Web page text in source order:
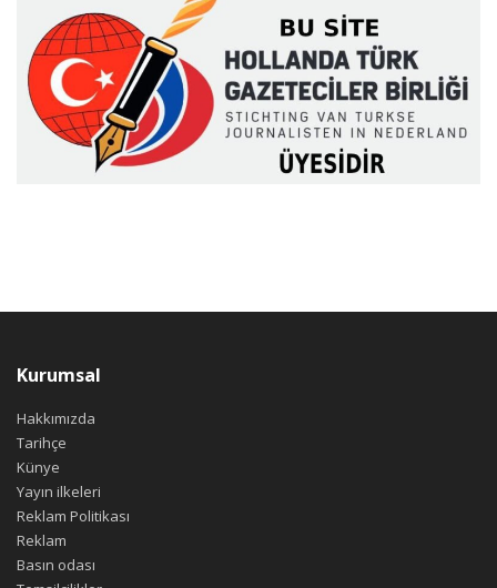
Kurumsal
Hakkımızda
Tarihçe
Künye
Yayın ilkeleri
Reklam Politikası
Reklam
Basın odası